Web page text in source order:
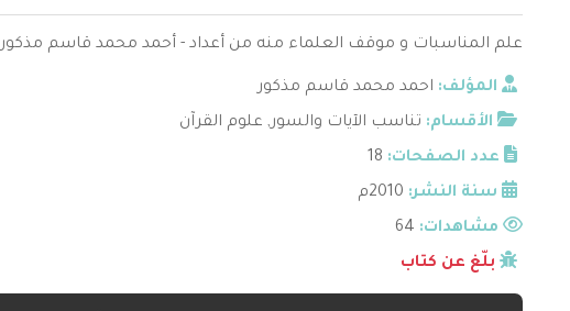
علم المناسبات و موقف العلماء منه من أعداد - أحمد محمد قاسم مذكور
المؤلف: احمد محمد قاسم مذكور
الأقسام: تناسب الآيات والسور, علوم القرآن
عدد الصفحات: 18
سنة النشر: 2010م
مشاهدات:
بلّغ عن كتاب